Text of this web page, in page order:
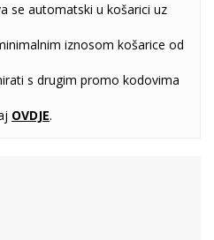
se automatski u košarici uz
iznosom košarice od
s drugim promo kodovima
OVDJE.